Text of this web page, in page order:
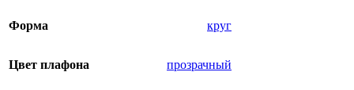
Форма круг
Цвет плафона прозрачный